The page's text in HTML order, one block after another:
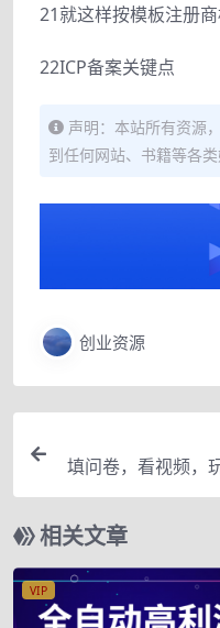
21就这样按模板注册
22ICP备案关键点
声明：本站所有资源
到任何网站、书籍等各
创业资源
填问卷，看视频，
相关文章
VIP